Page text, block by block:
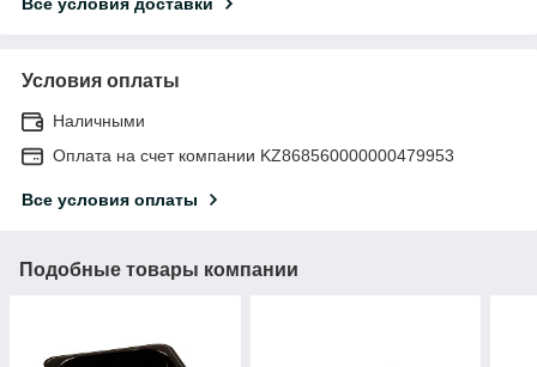
Условия оплаты
Наличными
Оплата на счет компании KZ868560000000479953
Все условия оплаты
Подобные товары компании